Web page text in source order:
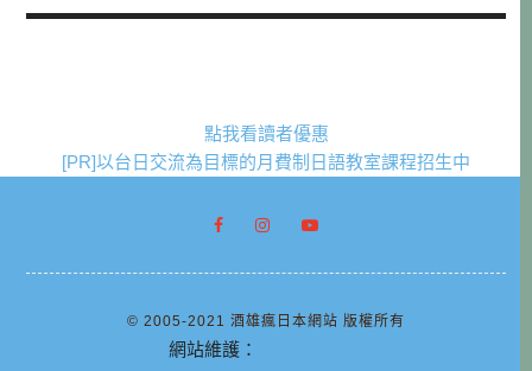
點我看讀者優惠
[PR]以台日交流為目標的月費制日語教室課程招生中
© 2005-2021 酒雄瘋日本網站 版權所有
網站維護：